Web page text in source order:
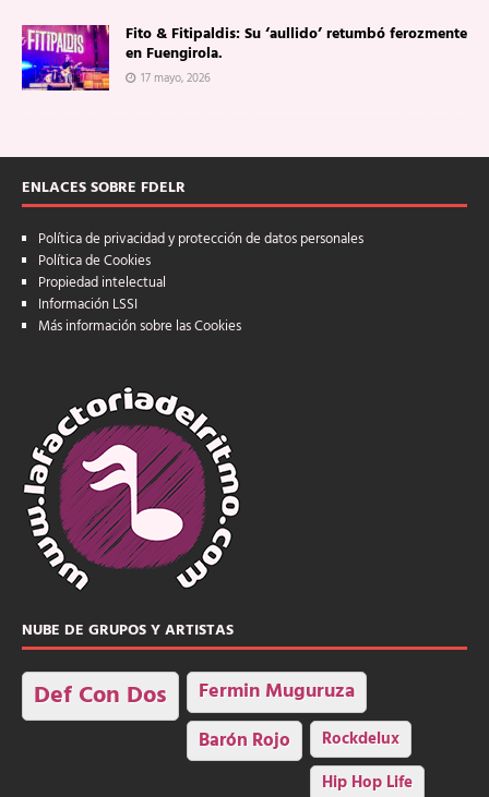
Fito & Fitipaldis: Su ‘aullido’ retumbó ferozmente
en Fuengirola.
17 mayo, 2026
ENLACES SOBRE FDELR
Política de privacidad y protección de datos personales
Política de Cookies
Propiedad intelectual
Información LSSI
Más información sobre las Cookies
NUBE DE GRUPOS Y ARTISTAS
Def Con Dos Fermin Muguruza
Barón Rojo Rockdelux
Hip Hop Life